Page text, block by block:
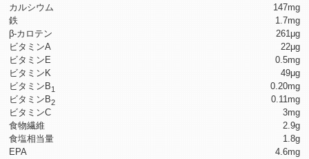
カルシウム
147mg
鉄
1.7mg
β-カロテン
261μg
ビタミンA
22μg
ビタミンE
0.5mg
ビタミンK
49μg
ビタミンB1
0.20mg
ビタミンB2
0.11mg
ビタミンC
3mg
食物繊維
2.9g
食塩相当量
1.8g
EPA
4.6mg